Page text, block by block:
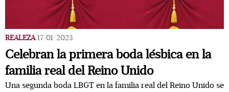
REALEZA 17/01/2023
Celebran la primera boda lésbica en la
familia real del Reino Unido
Una segunda boda LBGT en la familia real del Reino Unido se